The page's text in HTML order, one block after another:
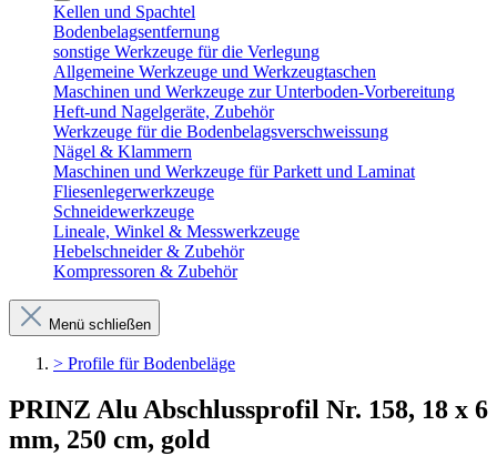
Kellen und Spachtel
Bodenbelagsentfernung
sonstige Werkzeuge für die Verlegung
Allgemeine Werkzeuge und Werkzeugtaschen
Maschinen und Werkzeuge zur Unterboden-Vorbereitung
Heft-und Nagelgeräte, Zubehör
Werkzeuge für die Bodenbelagsverschweissung
Nägel & Klammern
Maschinen und Werkzeuge für Parkett und Laminat
Fliesenlegerwerkzeuge
Schneidewerkzeuge
Lineale, Winkel & Messwerkzeuge
Hebelschneider & Zubehör
Kompressoren & Zubehör
Menü schließen
> Profile für Bodenbeläge
PRINZ Alu Abschlussprofil Nr. 158, 18 x 6
mm, 250 cm, gold